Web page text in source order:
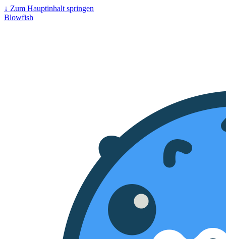
↓ Zum Hauptinhalt springen
Blowfish